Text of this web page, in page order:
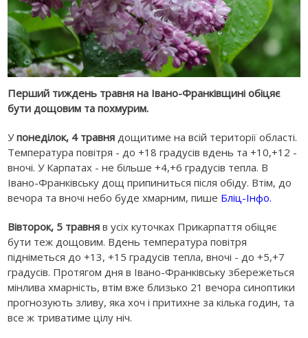
Перший тиждень травня на Івано-Франківщині обіцяє
бути дощовим та похмурим.
Упонеділок, 4 травня дощитиме на всій території області.
Температура повітря - до +18 градусів вдень та +10,+12 -
вночі. У Карпатах - не більше +4,+6 градусів тепла. В
Івано-Франківську дощ припиниться після обіду. Втім, до
вечора та вночі небо буде хмарним, пише Бліц-Інфо.
Вівторок, 5 травня в усіх куточках Прикарпаття обіцяє
бути теж дощовим. Вдень температура повітря
підніметься до +13, +15 градусів тепла, вночі - до +5,+7
градусів. Протягом дня в Івано-Франківську збережеться
мінлива хмарність, втім вже близько 21 вечора синоптики
прогнозують зливу, яка хоч і притихне за кілька годин, та
все ж триватиме цілу ніч.